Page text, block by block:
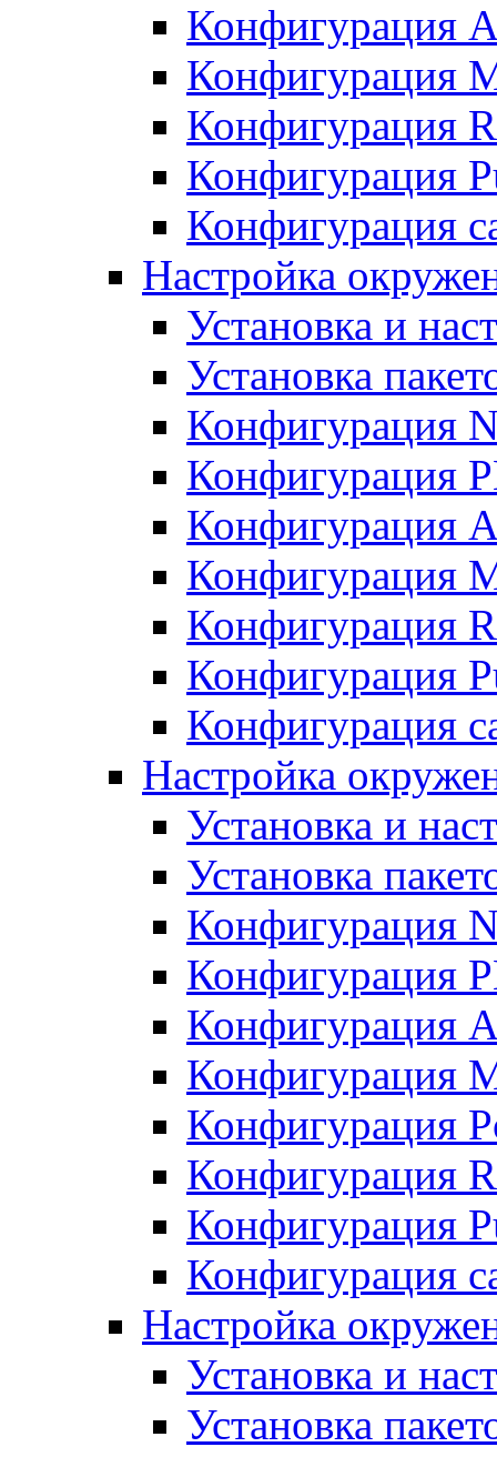
Конфигурация
Конфигурация
Конфигурация
Конфигурация
Конфигурация
Настройка
Установка и
Установка
Конфигурация
Конфигурация
Конфигурация
Конфигурация
Конфигурация
Конфигурация
Конфигурация
Настройка
Установка и
Установка
Конфигурация
Конфигурация
Конфигурация
Конфигурация
Конфигурация
Конфигурация
Конфигурация
Конфигурация
Настройка
Установка и
Установка